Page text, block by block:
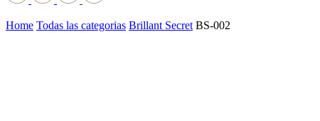
Home Todas las categorias Brillant Secret BS-002